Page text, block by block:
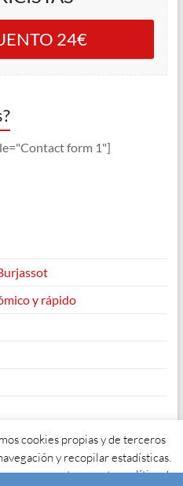
24€
form 1"]
y rápido
reservados. TemaSpaciousde
cookies propias y de terceros
y recopilar estadísticas.
que aceptas nuestra política de